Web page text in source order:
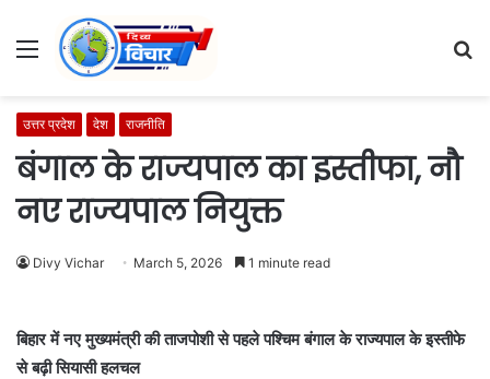
Menu
उत्तर प्रदेश देश राजनीति
बंगाल के राज्यपाल का इस्तीफा, नौ
नए राज्यपाल नियुक्त
Divy Vichar March 5, 2026 1 minute read
बिहार में नए मुख्यमंत्री की ताजपोशी से पहले पश्चिम बंगाल के राज्यपाल के इस्तीफे
से बढ़ी सियासी हलचल